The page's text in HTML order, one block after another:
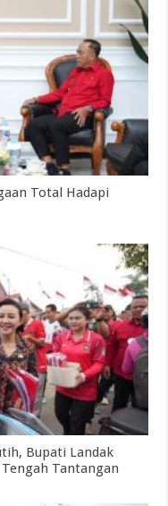
Total Hadapi
Bupati Landak
Tantangan